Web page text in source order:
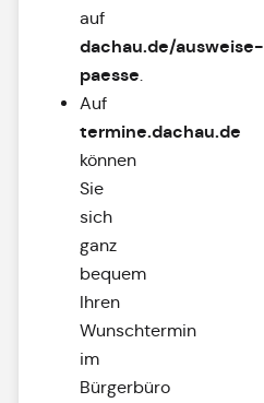
auf
dachau.de/ausweise-
paesse.
Auf
termine.dachau.de
können
Sie
sich
ganz
bequem
Ihren
Wunschtermin
im
Bürgerbüro